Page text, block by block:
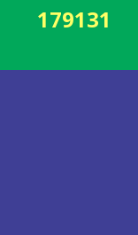
179131